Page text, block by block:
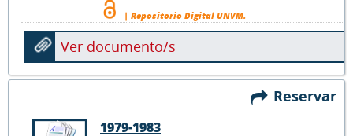
| Repositorio Digital UNVM.
Ver documento/s
Reservar
1979-1983